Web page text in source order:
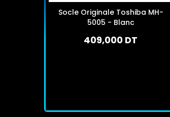
Socle Originale Toshiba MH-
5005 - Blanc
409,000 DT